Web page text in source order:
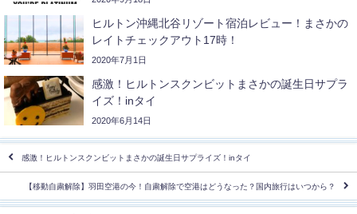
ヒルトン沖縄北谷リゾート宿泊レビュー！まさかの
レイトチェックアウト17時！
2020年7月1日
感激！ヒルトンスクンビットまさかの誕生日サプラ
イズ！inタイ
2020年6月14日
感激！ヒルトンスクンビットまさかの誕生日サプライズ！inタイ
【移動自粛解除】羽田空港の今！自粛解除で空港はどうなった？国内旅行はいつから？